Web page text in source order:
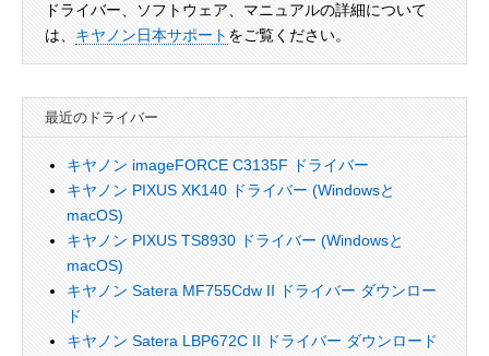
ドライバー、ソフトウェア、マニュアルの詳細について
は、 キヤノン日本サポート をご覧ください。
最近のドライバー
キヤノン imageFORCE C3135F ドライバー
キヤノン PIXUS XK140 ドライバー (Windowsと
macOS)
キヤノン PIXUS TS8930 ドライバー (Windowsと
macOS)
キヤノン Satera MF755Cdw II ドライバー ダウンロー
ド
キヤノン Satera LBP672C II ドライバー ダウンロード